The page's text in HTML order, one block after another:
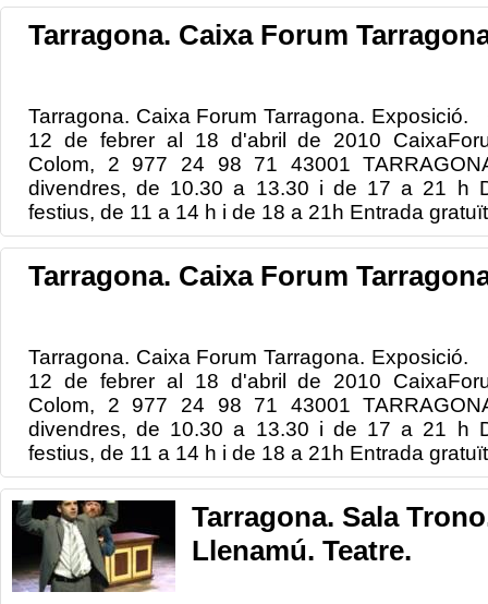
Tarragona. Caixa Forum
Tarragona. Caixa Forum Tarragona. Exposició.
12 de febrer al 18 d'abril de 2010
Colom, 2 977 24 98 71 43001
divendres, de 10.30 a 13.30 i de 17 a 21 h
festius, de 11 a 14 h i de 18 a 21h Entrada
Tarragona. Caixa Forum
Tarragona. Caixa Forum Tarragona. Exposició.
12 de febrer al 18 d'abril de 2010
Colom, 2 977 24 98 71 43001
divendres, de 10.30 a 13.30 i de 17 a 21 h
festius, de 11 a 14 h i de 18 a 21h Entrada
Tarragona. Sala
Llenamú. Teatre.